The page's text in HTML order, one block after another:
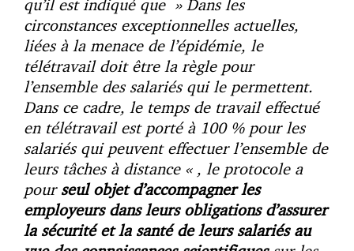
qu’il est indiqué que » Dans les
circonstances exceptionnelles actuelles,
liées à la menace de l’épidémie, le
télétravail doit être la règle pour
l’ensemble des salariés qui le permettent.
Dans ce cadre, le temps de travail effectué
en télétravail est porté à 100 % pour les
salariés qui peuvent effectuer l’ensemble de
leurs tâches à distance « , le protocole a
pour seul objet d’accompagner les
employeurs dans leurs obligations d’assurer
la sécurité et la santé de leurs salariés au